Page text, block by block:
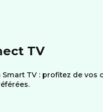
TV
TV : profitez de vos